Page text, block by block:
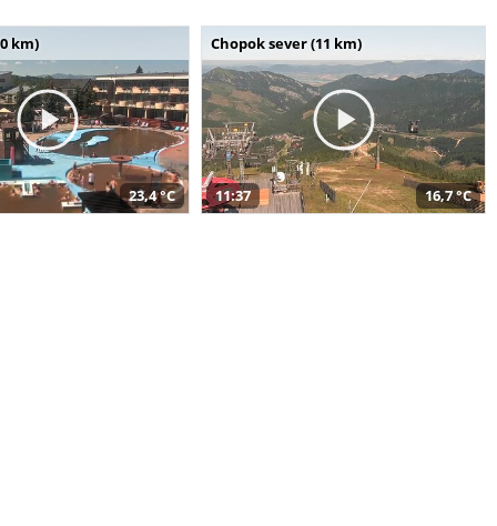
km)
23,4 °C
Chopok sever (11 km)
11:37 16,7 °C